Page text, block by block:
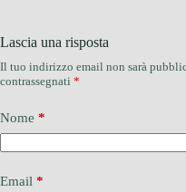
Lascia una risposta
Il tuo indirizzo email non sarà
contrassegnati *
Nome *
Email *